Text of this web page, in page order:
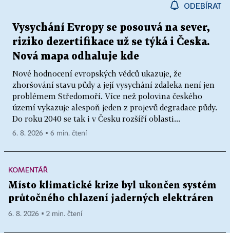
ODEBÍRAT
Vysychání Evropy se posouvá na sever,
riziko dezertifikace už se týká i Česka.
Nová mapa odhaluje kde
Nové hodnocení evropských vědců ukazuje, že
zhoršování stavu půdy a její vysychání zdaleka není jen
problémem Středomoří. Více než polovina českého
území vykazuje alespoň jeden z projevů degradace půdy.
Do roku 2040 se tak i v Česku rozšíří oblasti...
6. 8. 2026 ▪ 6 min. čtení
KOMENTÁŘ
Místo klimatické krize byl ukončen systém
průtočného chlazení jaderných elektráren
6. 8. 2026 ▪ 2 min. čtení